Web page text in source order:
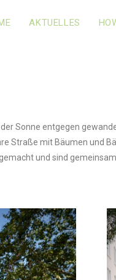
AKTUELLES
Sonne entgegen
Straße mit Bäumen und
und sind